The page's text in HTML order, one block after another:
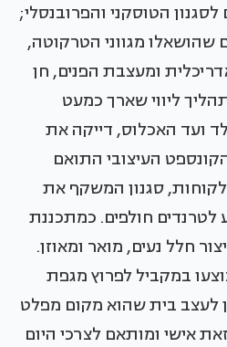
לסגנון הטוסקני והפרובנסלי;
שהושאלו מגווני הטרקוטה,
ומעצבת הפנים, חן
ליווי שארך כמעט
ועד האכלוס, דייקה את
העיצובי התואם
סגנון המשקף את
לטרנדים חולפים. כמתכננת
חלל נעים, מואר ומאוזן.
במקביל לפרוץ מגפת
לעצב בית שהוא מקום מפלט
אישי ומותאם לצרכי היום